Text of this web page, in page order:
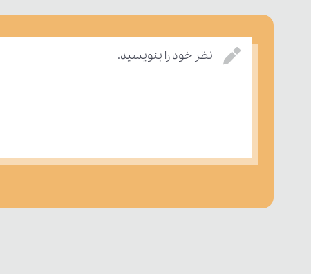
نظر خود را بنویسید.